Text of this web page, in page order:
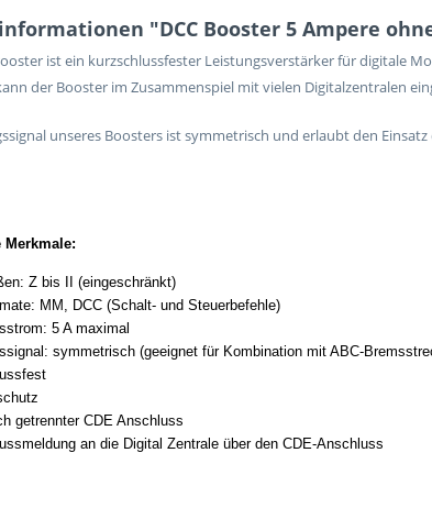
"DCC Booster 5 Ampere
ist ein kurzschlussfester Leistungsverstärker für digitale
der Booster im Zusammenspiel mit vielen Digitalzentralen
unseres Boosters ist symmetrisch und erlaubt den Einsatz
Merkmale:
Z bis II (eingeschränkt)
MM, DCC (Schalt- und Steuerbefehle)
5 A maximal
symmetrisch (geeignet für Kombination mit ABC-
getrennter CDE Anschluss
an die Digital Zentrale über den CDE-Anschluss